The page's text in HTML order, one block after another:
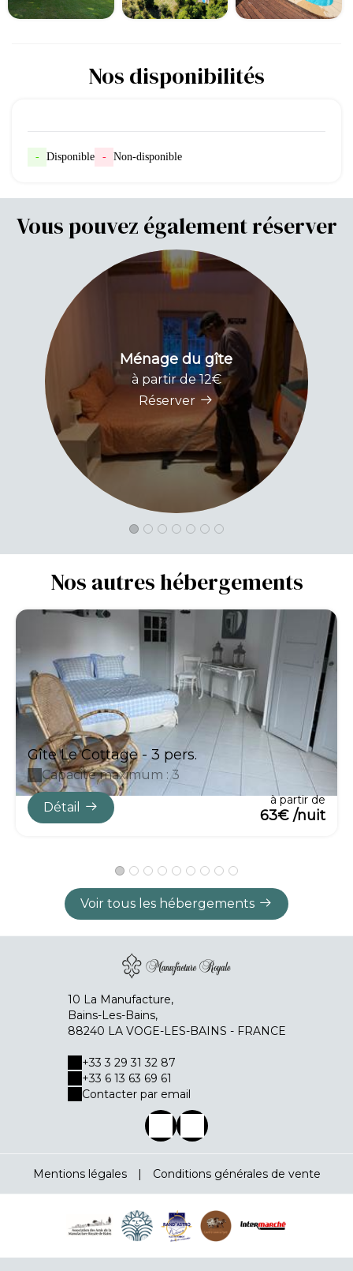
Nos disponibilités
- Disponible - Non-disponible
Vous pouvez également réserver
Ménage du gîte
à partir de 12€
Réserver
Nos autres hébergements
Gîte Le Cottage - 3 pers.
Capacité maximum : 3
Détail
à partir de
63€ /nuit
Voir tous les hébergements
10 La Manufacture,
Bains-Les-Bains,
88240 LA VOGE-LES-BAINS - FRANCE
+33 3 29 31 32 87
+33 6 13 63 69 61
Contacter par email
Mentions légales | Conditions générales de vente